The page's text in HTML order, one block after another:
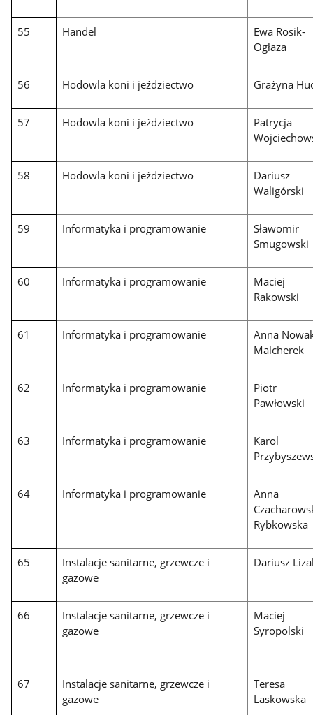
55 Handel
Ewa Rosik-
Ogłaza
56 Hodowla koni i jeździectwo Grażyna
57 Hodowla koni i jeździectwo
Patrycja
58 Hodowla koni i jeździectwo
Dariusz
Waligórski
59 Informatyka i programowanie
Sławomir
Smugowski
60 Informatyka i programowanie
Maciej
Rakowski
61 Informatyka i programowanie
Anna
Malcherek
62 Informatyka i programowanie
Piotr
Pawłowski
63 Informatyka i programowanie
Karol
64 Informatyka i programowanie
Anna
Rybkowska
65
Instalacje sanitarne, grzewcze i
gazowe
Dariusz
66
Instalacje sanitarne, grzewcze i
gazowe
Maciej
Syropolski
67
Instalacje sanitarne, grzewcze i
gazowe
Teresa
Laskowska